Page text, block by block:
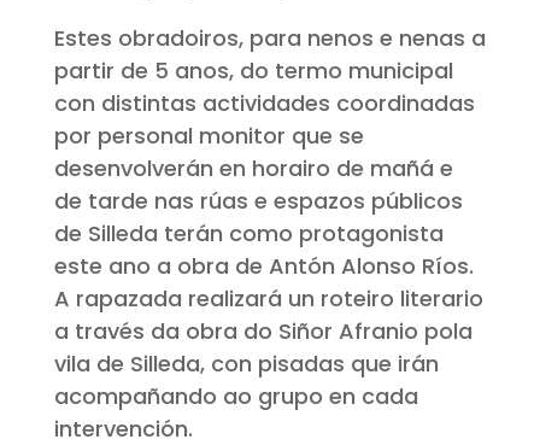
Estes obradoiros, para nenos e nenas a
partir de 5 anos, do termo municipal
con distintas actividades coordinadas
por personal monitor que se
desenvolverán en horairo de mañá e
de tarde nas rúas e espazos públicos
de Silleda terán como protagonista
este ano a obra de Antón Alonso Ríos.
A rapazada realizará un roteiro literario
a través da obra do Siñor Afranio pola
vila de Silleda, con pisadas que irán
acompañando ao grupo en cada
intervención.